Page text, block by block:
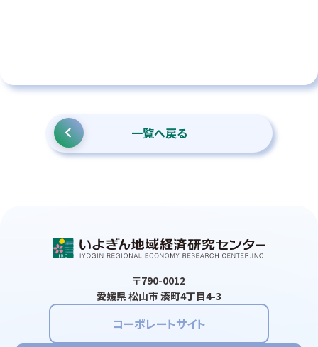
一覧へ戻る
〒790-0012
愛媛県 松山市 湊町4丁目4-3
コーポレートサイト